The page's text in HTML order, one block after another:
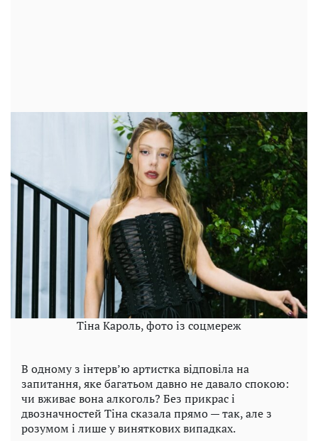
Тіна Кароль, фото із соцмереж
В одному з інтерв’ю артистка відповіла на
запитання, яке багатьом давно не давало спокою:
чи вживає вона алкоголь? Без прикрас і
двозначностей Тіна сказала прямо — так, але з
розумом і лише у виняткових випадках.